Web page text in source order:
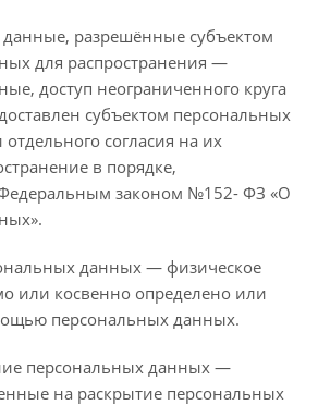
разрешённые субъектом
для распространения —
доступ неограниченного круга
субъектом персональных
согласия на их
в порядке,
законом №152- ФЗ «О
данных — физическое
или косвенно определено или
персональных данных.
персональных данных —
на раскрытие персональных